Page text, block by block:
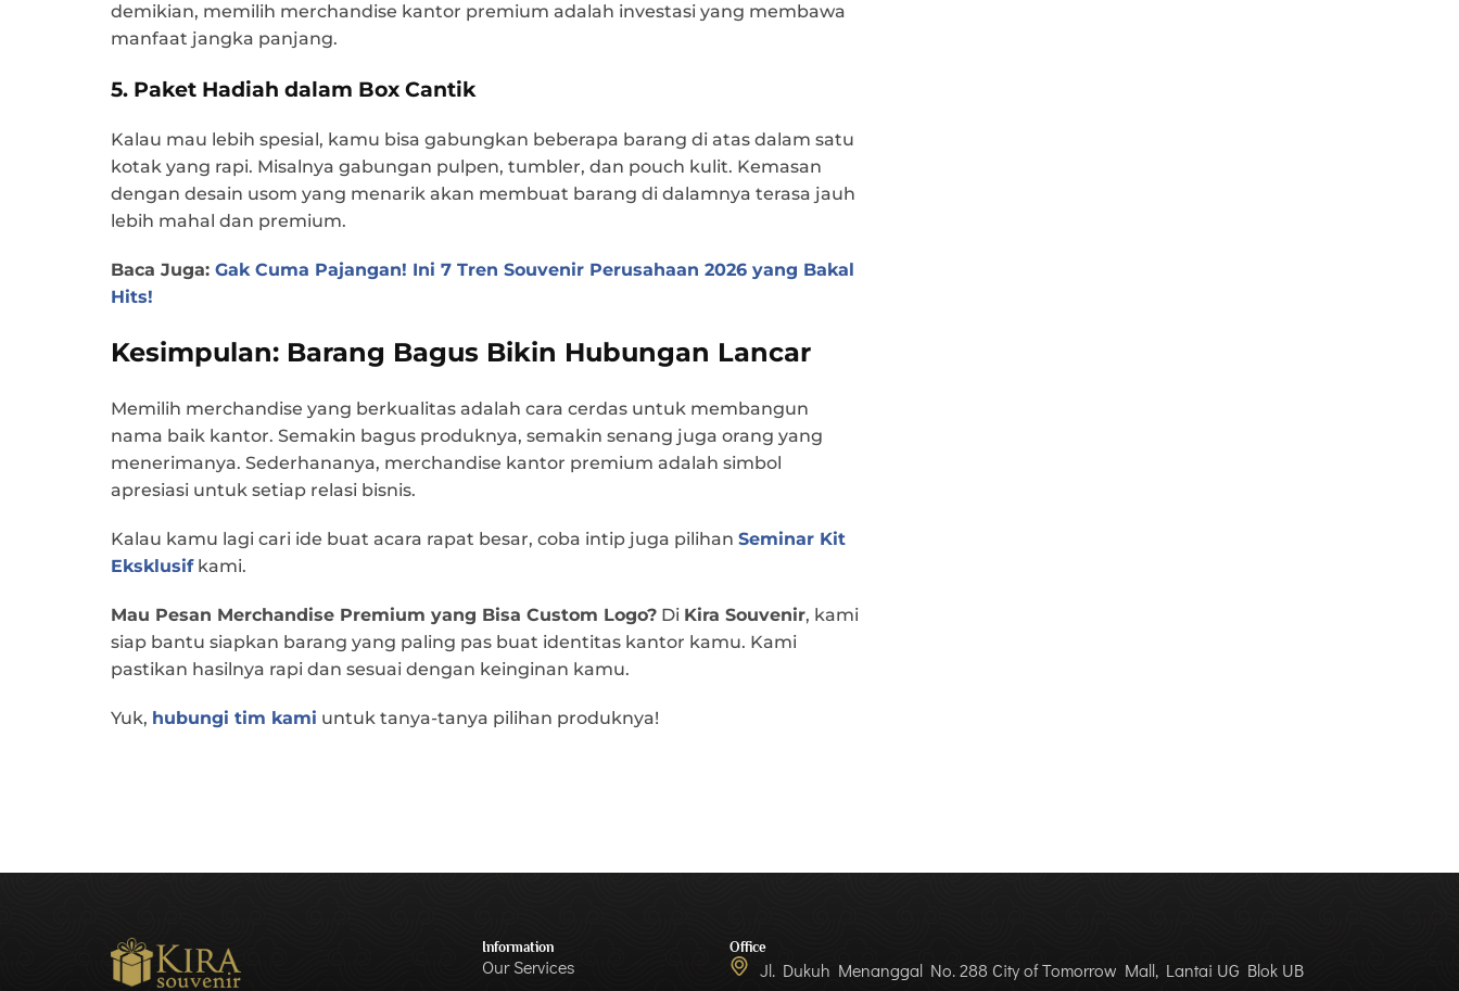
demikian, memilih merchandise kantor premium adalah investasi yang membawa
manfaat jangka panjang.
5. Paket Hadiah dalam Box Cantik
Kalau mau lebih spesial, kamu bisa gabungkan beberapa barang di atas dalam satu
kotak yang rapi. Misalnya gabungan pulpen, tumbler, dan pouch kulit. Kemasan
dengan desain usom yang menarik akan membuat barang di dalamnya terasa jauh
lebih mahal dan premium.
Baca Juga: Gak Cuma Pajangan! Ini 7 Tren Souvenir Perusahaan 2026 yang Bakal
Hits!
Kesimpulan: Barang Bagus Bikin Hubungan Lancar
Memilih merchandise yang berkualitas adalah cara cerdas untuk membangun
nama baik kantor. Semakin bagus produknya, semakin senang juga orang yang
menerimanya. Sederhananya, merchandise kantor premium adalah simbol
apresiasi untuk setiap relasi bisnis.
Kalau kamu lagi cari ide buat acara rapat besar, coba intip juga pilihan Seminar Kit
Eksklusifkami.
Mau Pesan Merchandise Premium yang Bisa Custom Logo? Di Kira Souvenir, kami
siap bantu siapkan barang yang paling pas buat identitas kantor kamu. Kami
pastikan hasilnya rapi dan sesuai dengan keinginan kamu.
Yuk, hubungi tim kami untuk tanya-tanya pilihan produknya!
Information
Our Services
Office
Jl. Dukuh Menanggal No. 288 City of Tomorrow Mall, Lantai UG Blok UB